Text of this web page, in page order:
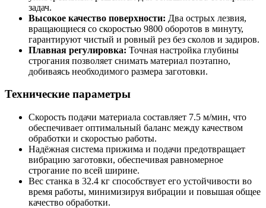
задач.
Высокое качество поверхности: Два острых лезвия,
вращающиеся со скоростью 9800 оборотов в минуту,
гарантируют чистый и ровный рез без сколов и задиров.
Плавная регулировка: Точная настройка глубины
строгания позволяет снимать материал поэтапно,
добиваясь необходимого размера заготовки.
Технические параметры
Скорость подачи материала составляет 7.5 м/мин, что
обеспечивает оптимальный баланс между качеством
обработки и скоростью работы.
Надёжная система прижима и подачи предотвращает
вибрацию заготовки, обеспечивая равномерное
строгание по всей ширине.
Вес станка в 32.4 кг способствует его устойчивости во
время работы, минимизируя вибрации и повышая общее
качество обработки.